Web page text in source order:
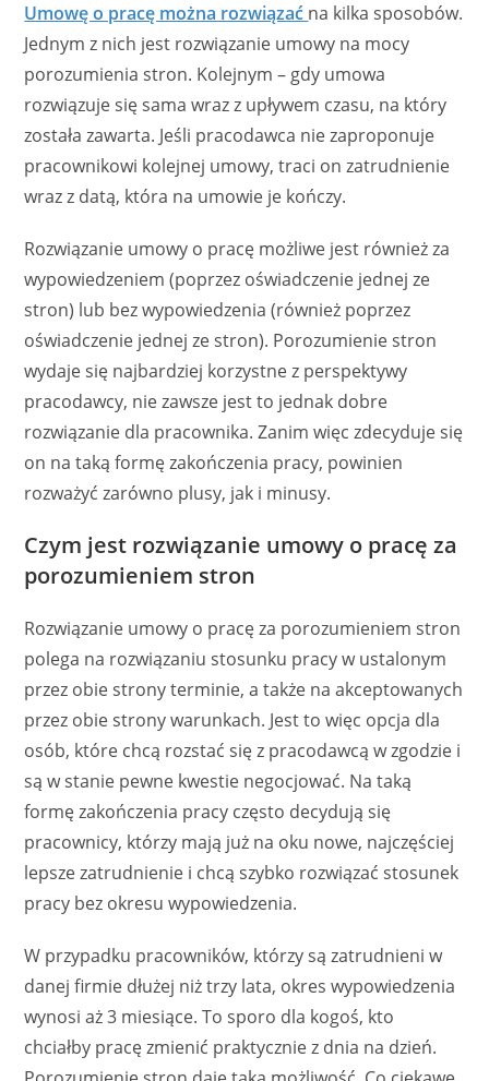
Umowę o pracę można rozwiązać na kilka sposobów.
Jednym z nich jest rozwiązanie umowy na mocy
porozumienia stron. Kolejnym – gdy umowa
rozwiązuje się sama wraz z upływem czasu, na który
została zawarta. Jeśli pracodawca nie zaproponuje
pracownikowi kolejnej umowy, traci on zatrudnienie
wraz z datą, która na umowie je kończy.
Rozwiązanie umowy o pracę możliwe jest również za
wypowiedzeniem (poprzez oświadczenie jednej ze
stron) lub bez wypowiedzenia (również poprzez
oświadczenie jednej ze stron). Porozumienie stron
wydaje się najbardziej korzystne z perspektywy
pracodawcy, nie zawsze jest to jednak dobre
rozwiązanie dla pracownika. Zanim więc zdecyduje się
on na taką formę zakończenia pracy, powinien
rozważyć zarówno plusy, jak i minusy.
Czym jest rozwiązanie umowy o pracę za
porozumieniem stron
Rozwiązanie umowy o pracę za porozumieniem stron
polega na rozwiązaniu stosunku pracy w ustalonym
przez obie strony terminie, a także na akceptowanych
przez obie strony warunkach. Jest to więc opcja dla
osób, które chcą rozstać się z pracodawcą w zgodzie i
są w stanie pewne kwestie negocjować. Na taką
formę zakończenia pracy często decydują się
pracownicy, którzy mają już na oku nowe, najczęściej
lepsze zatrudnienie i chcą szybko rozwiązać stosunek
pracy bez okresu wypowiedzenia.
W przypadku pracowników, którzy są zatrudnieni w
danej firmie dłużej niż trzy lata, okres wypowiedzenia
wynosi aż 3 miesiące. To sporo dla kogoś, kto
chciałby pracę zmienić praktycznie z dnia na dzień.